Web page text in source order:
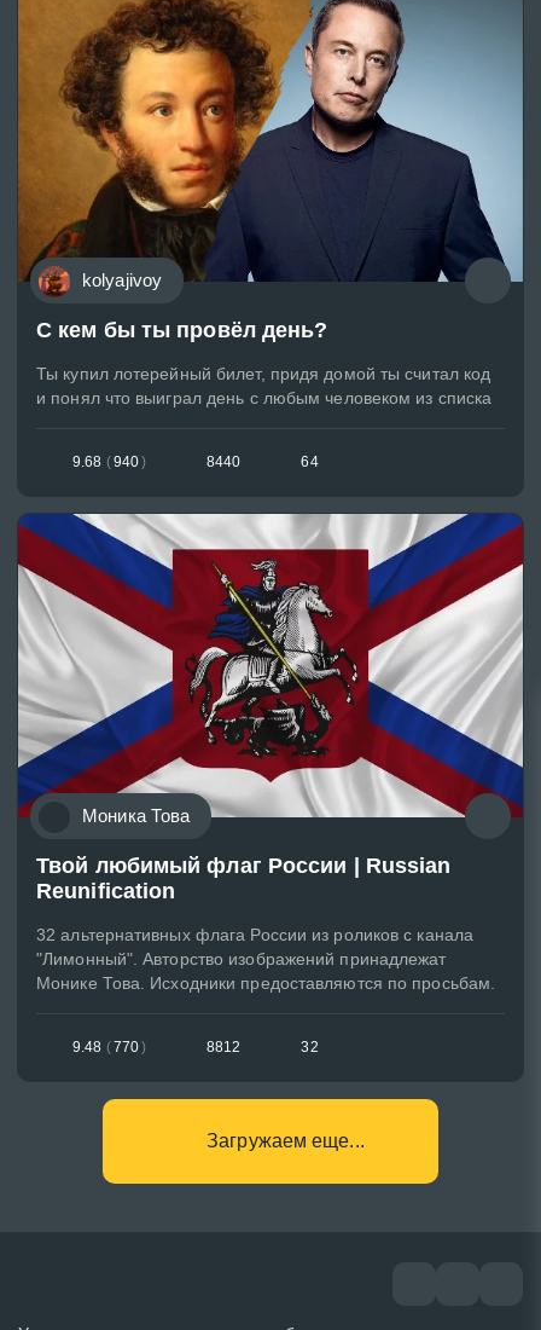
kolyajivoy
С кем бы ты провёл день?
Ты купил лотерейный билет, придя домой ты считал код
и понял что выиграл день с любым человеком из списка
9.68 (940) 8440 64
᠌Моника Това
Твой любимый флаг России | Russian
Reunification
32 альтернативных флага России из роликов с канала
"Лимонный". Авторство изображений принадлежат
Монике Това. Исходники предоставляются по просьбам.
9.48 (770) 8812 32
Загружаем еще...